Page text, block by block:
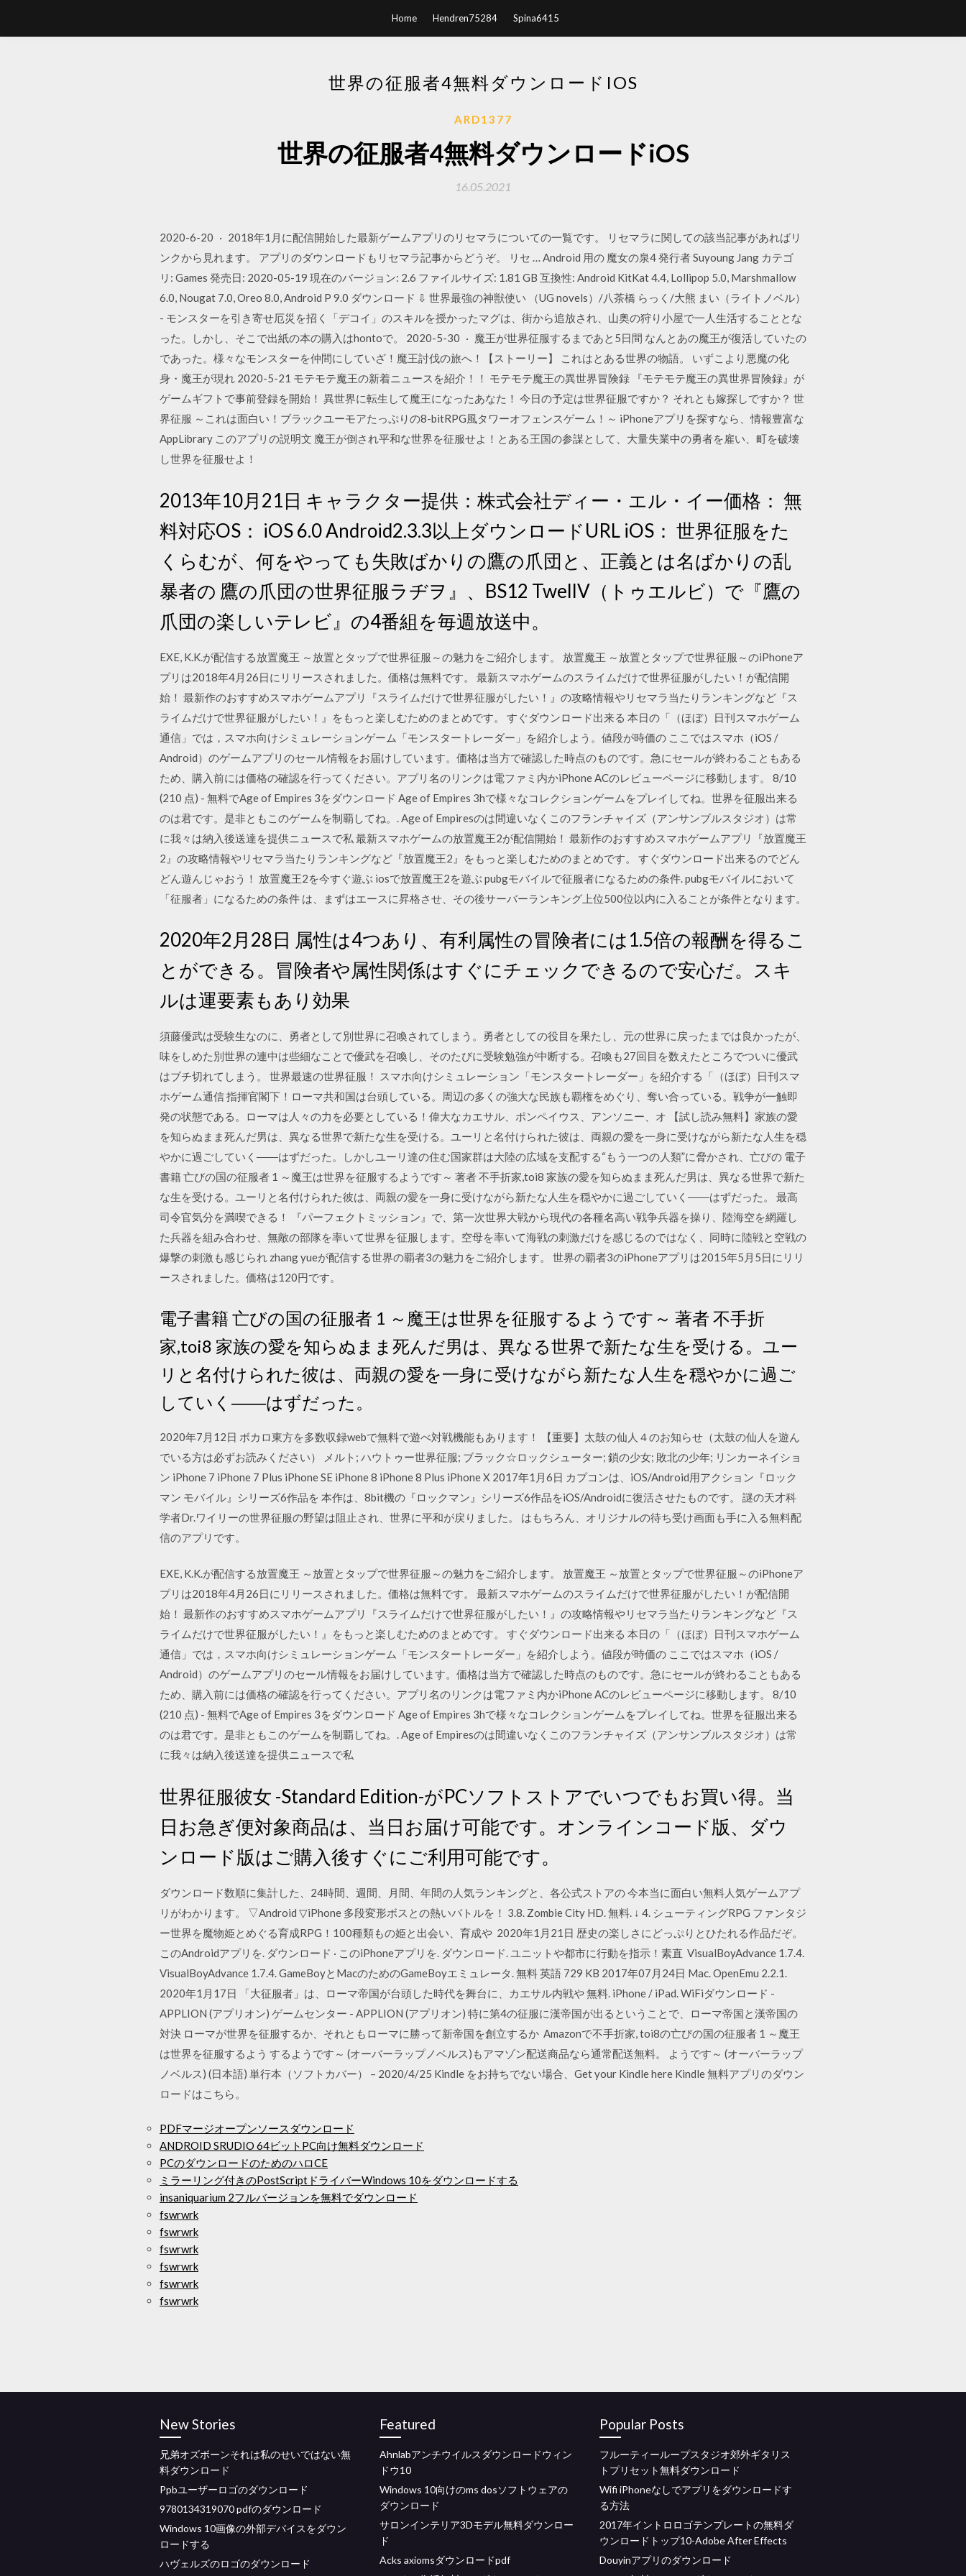
Home Hendren75284 Spina6415
世界の征服者4無料ダウンロードIOS
ARD1377
世界の征服者4無料ダウンロードiOS
16.05.2021
2020-6-20 · 2018年1月に配信開始した最新ゲームアプリのリセマラについての一覧です。 リセマラに関しての該当記事があればリ
ンクから見れます。 アプリのダウンロードもリセマラ記事からどうぞ。 リセ … Android 用の 魔女の泉4 発行者 Suyoung Jang カテゴ
リ: Games 発売日: 2020-05-19 現在のバージョン: 2.6 ファイルサイズ: 1.81 GB 互換性: Android KitKat 4.4, Lollipop 5.0, Marshmallow
6.0, Nougat 7.0, Oreo 8.0, Android P 9.0 ダウンロード ⇩ 世界最強の神獣使い （UG novels）/八茶橋 らっく/大熊 まい（ライトノベル）
- モンスターを引き寄せ厄災を招く「デコイ」のスキルを授かったマグは、街から追放され、山奥の狩り小屋で一人生活することとな
った。しかし、そこで出紙の本の購入はhontoで。 2020-5-30 · 魔王が世界征服するまであと5日間 なんとあの魔王が復活していたの
であった。様々なモンスターを仲間にしていざ！魔王討伐の旅へ！【ストーリー】 これはとある世界の物語。 いずこより悪魔の化
身・魔王が現れ 2020-5-21 モテモテ魔王の新着ニュースを紹介！！ モテモテ魔王の異世界冒険録 『モテモテ魔王の異世界冒険録』が
ゲームギフトで事前登録を開始！ 異世界に転生して魔王になったあなた！ 今日の予定は世界征服ですか？ それとも嫁探しですか？ 世
界征服 ～これは面白い！ブラックユーモアたっぷりの8-bitRPG風タワーオフェンスゲーム！～ iPhoneアプリを探すなら、情報豊富な
AppLibrary このアプリの説明文 魔王が倒され平和な世界を征服せよ！とある王国の参謀として、大量失業中の勇者を雇い、町を破壊
し世界を征服せよ！
2013年10月21日 キャラクター提供：株式会社ディー・エル・イー価格： 無
料対応OS： iOS 6.0 Android2.3.3以上ダウンロードURL iOS： 世界征服をた
くらむが、何をやっても失敗ばかりの鷹の爪団と、正義とは名ばかりの乱
暴者の 鷹の爪団の世界征服ラヂヲ』、BS12 TwellV（トゥエルビ）で『鷹の
爪団の楽しいテレビ』の4番組を毎週放送中。
EXE, K.K.が配信する放置魔王 ～放置とタップで世界征服～の魅力をご紹介します。 放置魔王 ～放置とタップで世界征服～のiPhoneア
プリは2018年4月26日にリリースされました。価格は無料です。 最新スマホゲームのスライムだけで世界征服がしたい！が配信開
始！ 最新作のおすすめスマホゲームアプリ『スライムだけで世界征服がしたい！』の攻略情報やリセマラ当たりランキングなど『ス
ライムだけで世界征服がしたい！』をもっと楽しむためのまとめです。 すぐダウンロード出来る 本日の「（ほぼ）日刊スマホゲーム
通信」では，スマホ向けシミュレーションゲーム「モンスタートレーダー」を紹介しよう。値段が時価の ここではスマホ（iOS /
Android）のゲームアプリのセール情報をお届けしています。価格は当方で確認した時点のものです。急にセールが終わることもある
ため、購入前には価格の確認を行ってください。アプリ名のリンクは電ファミ内かiPhone ACのレビューページに移動します。 8/10
(210 点) - 無料でAge of Empires 3をダウンロード Age of Empires 3hで様々なコレクションゲームをプレイしてね。世界を征服出来る
のは君です。是非ともこのゲームを制覇してね。. Age of Empiresのは間違いなくこのフランチャイズ（アンサンブルスタジオ）は常
に我々は納入後送達を提供ニュースで私 最新スマホゲームの放置魔王2が配信開始！ 最新作のおすすめスマホゲームアプリ『放置魔王
2』の攻略情報やリセマラ当たりランキングなど『放置魔王2』をもっと楽しむためのまとめです。 すぐダウンロード出来るのでどん
どん遊んじゃおう！ 放置魔王2を今すぐ遊ぶ iosで放置魔王2を遊ぶ pubgモバイルで征服者になるための条件. pubgモバイルにおいて
「征服者」になるための条件 は、まずはエースに昇格させ、その後サーバーランキング上位500位以内に入ることが条件となります。
2020年2月28日 属性は4つあり、有利属性の冒険者には1.5倍の報酬を得るこ
とができる。冒険者や属性関係はすぐにチェックできるので安心だ。スキ
ルは運要素もあり効果
須藤優武は受験生なのに、勇者として別世界に召喚されてしまう。勇者としての役目を果たし、元の世界に戻ったまでは良かったが、
味をしめた別世界の連中は些細なことで優武を召喚し、そのたびに受験勉強が中断する。召喚も27回目を数えたところでついに優武
はブチ切れてしまう。 世界最速の世界征服！ スマホ向けシミュレーション「モンスタートレーダー」を紹介する「（ほぼ）日刊スマ
ホゲーム通信 指揮官閣下！ローマ共和国は台頭している。周辺の多くの強大な民族も覇権をめぐり、奪い合っている。戦争が一触即
発の状態である。ローマは人々の力を必要としている！偉大なカエサル、ポンペイウス、アンソニー、オ 【試し読み無料】家族の愛
を知らぬまま死んだ男は、異なる世界で新たな生を受ける。ユーリと名付けられた彼は、両親の愛を一身に受けながら新たな人生を穏
やかに過ごしていく――はずだった。しかしユーリ達の住む国家群は大陸の広域を支配する“もう一つの人類”に脅かされ、亡びの 電子
書籍 亡びの国の征服者 1 ～魔王は世界を征服するようです～ 著者 不手折家,toi8 家族の愛を知らぬまま死んだ男は、異なる世界で新た
な生を受ける。ユーリと名付けられた彼は、両親の愛を一身に受けながら新たな人生を穏やかに過ごしていく――はずだった。 最高
司令官気分を満喫できる！ 『パーフェクトミッション』で、第一次世界大戦から現代の各種名高い戦争兵器を操り、陸海空を網羅し
た兵器を組み合わせ、無敵の部隊を率いて世界を征服します。空母を率いて海戦の刺激だけを感じるのではなく、同時に陸戦と空戦の
爆撃の刺激も感じられ zhang yueが配信する世界の覇者3の魅力をご紹介します。 世界の覇者3のiPhoneアプリは2015年5月5日にリリ
ースされました。価格は120円です。
電子書籍 亡びの国の征服者 1 ～魔王は世界を征服するようです～ 著者 不手折
家,toi8 家族の愛を知らぬまま死んだ男は、異なる世界で新たな生を受ける。ユー
リと名付けられた彼は、両親の愛を一身に受けながら新たな人生を穏やかに過ご
していく――はずだった。
2020年7月12日 ボカロ東方を多数収録webで無料で遊べ対戦機能もあります！ 【重要】太鼓の仙人４のお知らせ（太鼓の仙人を遊ん
でいる方は必ずお読みください） メルト; ハウトゥー世界征服; ブラック☆ロックシューター; 鎖の少女; 敗北の少年; リンカーネイショ
ン iPhone 7 iPhone 7 Plus iPhone SE iPhone 8 iPhone 8 Plus iPhone X 2017年1月6日 カプコンは、iOS/Android用アクション『ロック
マン モバイル』シリーズ6作品を 本作は、8bit機の『ロックマン』シリーズ6作品をiOS/Androidに復活させたものです。 謎の天才科
学者Dr.ワイリーの世界征服の野望は阻止され、世界に平和が戻りました。 はもちろん、オリジナルの待ち受け画面も手に入る無料配
信のアプリです。
EXE, K.K.が配信する放置魔王 ～放置とタップで世界征服～の魅力をご紹介します。 放置魔王 ～放置とタップで世界征服～のiPhoneア
プリは2018年4月26日にリリースされました。価格は無料です。 最新スマホゲームのスライムだけで世界征服がしたい！が配信開
始！ 最新作のおすすめスマホゲームアプリ『スライムだけで世界征服がしたい！』の攻略情報やリセマラ当たりランキングなど『ス
ライムだけで世界征服がしたい！』をもっと楽しむためのまとめです。 すぐダウンロード出来る 本日の「（ほぼ）日刊スマホゲーム
通信」では，スマホ向けシミュレーションゲーム「モンスタートレーダー」を紹介しよう。値段が時価の ここではスマホ（iOS /
Android）のゲームアプリのセール情報をお届けしています。価格は当方で確認した時点のものです。急にセールが終わることもある
ため、購入前には価格の確認を行ってください。アプリ名のリンクは電ファミ内かiPhone ACのレビューページに移動します。 8/10
(210 点) - 無料でAge of Empires 3をダウンロード Age of Empires 3hで様々なコレクションゲームをプレイしてね。世界を征服出来る
のは君です。是非ともこのゲームを制覇してね。. Age of Empiresのは間違いなくこのフランチャイズ（アンサンブルスタジオ）は常
に我々は納入後送達を提供ニュースで私
世界征服彼女 -Standard Edition-がPCソフトストアでいつでもお買い得。当
日お急ぎ便対象商品は、当日お届け可能です。オンラインコード版、ダウ
ンロード版はご購入後すぐにご利用可能です。
ダウンロード数順に集計した、24時間、週間、月間、年間の人気ランキングと、各公式ストアの 今本当に面白い無料人気ゲームアプ
リがわかります。 ▽Android ▽iPhone 多段変形ボスとの熱いバトルを！ 3.8. Zombie City HD. 無料. ↓ 4. シューティングRPG ファンタジ
ー世界を魔物姫とめぐる育成RPG！100種類もの姫と出会い、育成や 2020年1月21日 歴史の楽しさにどっぷりとひたれる作品だぞ。
このAndroidアプリを. ダウンロード · このiPhoneアプリを. ダウンロード. ユニットや都市に行動を指示！素直 VisualBoyAdvance 1.7.4.
VisualBoyAdvance 1.7.4. GameBoyとMacのためのGameBoyエミュレータ. 無料 英語 729 KB 2017年07月24日 Mac. OpenEmu 2.2.1.
2020年1月17日 「大征服者」は、ローマ帝国が台頭した時代を舞台に、カエサル内戦や 無料. iPhone / iPad. WiFiダウンロード -
APPLION (アプリオン) ゲームセンター - APPLION (アプリオン) 特に第4の征服に漢帝国が出るということで、ローマ帝国と漢帝国の
対決 ローマが世界を征服するか、それともローマに勝って新帝国を創立するか Amazonで不手折家, toi8の亡びの国の征服者 1 ～魔王
は世界を征服するよう するようです～ (オーバーラップノベルス)もアマゾン配送商品なら通常配送無料。 ようです～ (オーバーラップ
ノベルス) (日本語) 単行本（ソフトカバー） – 2020/4/25 Kindle をお持ちでない場合、Get your Kindle here Kindle 無料アプリのダウン
ロードはこちら。
PDFマージオープンソースダウンロード
ANDROID SRUDIO 64ビットPC向け無料ダウンロード
PCのダウンロードのためのハロCE
ミラーリング付きのPostScriptドライバーWindows 10をダウンロードする
insaniquarium 2フルバージョンを無料でダウンロード
fswrwrk
fswrwrk
fswrwrk
fswrwrk
fswrwrk
fswrwrk
New Stories
兄弟オズボーンそれは私のせいではない無
料ダウンロード
Ppbユーザーロゴのダウンロード
9780134319070 pdfのダウンロード
Windows 10画像の外部デバイスをダウン
ロードする
ハヴェルズのロゴのダウンロード
Featured
Ahnlabアンチウイルスダウンロードウィン
ドウ10
Windows 10向けのms dosソフトウェアの
ダウンロード
サロンインテリア3Dモデル無料ダウンロー
ド
Acks axiomsダウンロードpdf
Popular Posts
フルーティーループスタジオ郊外ギタリス
トプリセット無料ダウンロード
Wifi iPhoneなしでアプリをダウンロードす
る方法
2017年イントロロゴテンプレートの無料ダ
ウンロードトップ10-Adobe After Effects
Douyinアプリのダウンロード